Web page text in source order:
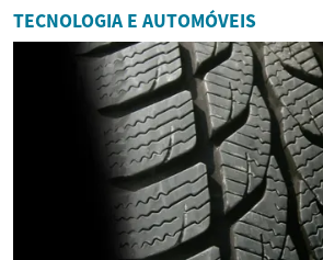
TECNOLOGIA E AUTOMÓVEIS